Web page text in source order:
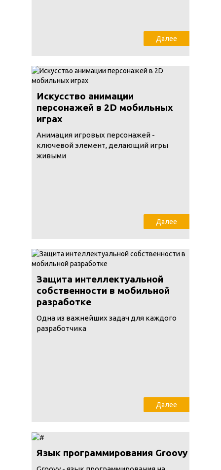
Далее
Искусство анимации
персонажей в 2D мобильных
играх
Анимация игровых персонажей -
ключевой элемент, делающий игры
живыми
Далее
Защита интеллектуальной
собственности в мобильной
разработке
Одна из важнейших задач для каждого
разработчика
Далее
Язык программирования Groovy